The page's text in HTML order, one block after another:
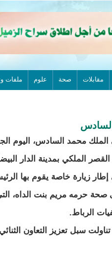
مقابلات صحة علوم ملفات
الملك محمد السادس، اليوم
الملكي بمدينة الدار
إطار زيارة خاصة يقوم بها
صحة حرمه مريم بنت الداه،
الرباط.
سبل تعزيز التعاون